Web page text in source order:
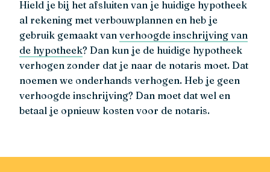
Hield je bij het afsluiten van je huidige hypotheek
al rekening met verbouwplannen en heb je
gebruik gemaakt van verhoogde inschrijving van
de hypotheek? Dan kun je de huidige hypotheek
verhogen zonder dat je naar de notaris moet. Dat
noemen we onderhands verhogen. Heb je geen
verhoogde inschrijving? Dan moet dat wel en
betaal je opnieuw kosten voor de notaris.